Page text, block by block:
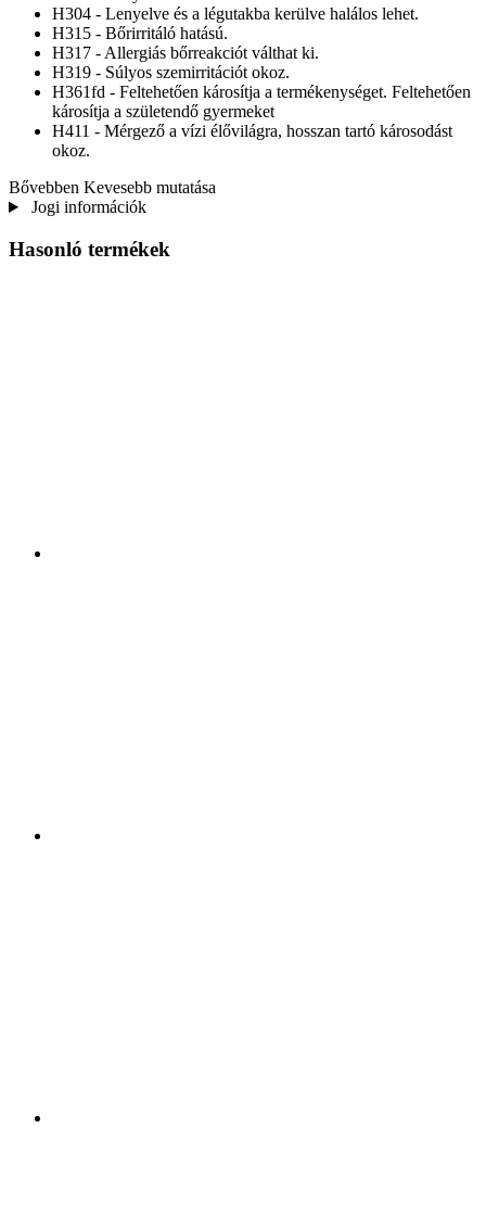
H304 - Lenyelve és a légutakba kerülve halálos lehet.
H315 - Bőrirritáló hatású.
H317 - Allergiás bőrreakciót válthat ki.
H319 - Súlyos szemirritációt okoz.
H361fd - Feltehetően károsítja a termékenységet. Feltehetően
károsítja a születendő gyermeket
H411 - Mérgező a vízi élővilágra, hosszan tartó károsodást
okoz.
Bővebben Kevesebb mutatása
Jogi információk
Hasonló termékek